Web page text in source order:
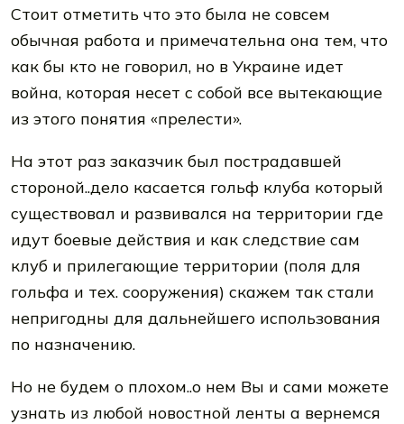
Стоит отметить что это была не совсем
обычная работа и примечательна она тем, что
как бы кто не говорил, но в Украине идет
война, которая несет с собой все вытекающие
из этого понятия «прелести».
На этот раз заказчик был пострадавшей
стороной..дело касается гольф клуба который
существовал и развивался на территории где
идут боевые действия и как следствие сам
клуб и прилегающие территории (поля для
гольфа и тех. сооружения) скажем так стали
непригодны для дальнейшего использования
по назначению.
Но не будем о плохом..о нем Вы и сами можете
узнать из любой новостной ленты а вернемся